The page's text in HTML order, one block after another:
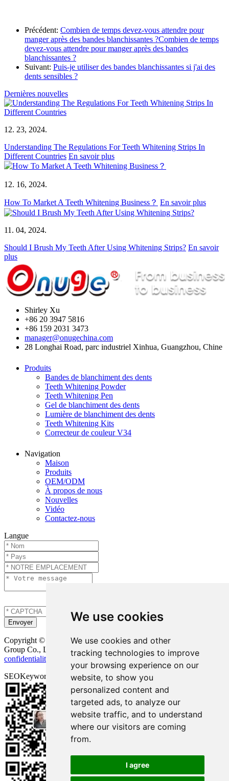
We use cookies
We use cookies and other
tracking technologies to improve
your browsing experience on our
website, to show you
personalized content and
targeted ads, to analyze our
website traffic, and to understand
where our visitors are coming
from.
I agree
Précédent: Combien de temps devez-vous attendre pour
manger après des bandes blanchissantes ?Combien de temps
devez-vous attendre pour manger après des bandes
blanchissantes ?
Suivant: Puis-je utiliser des bandes blanchissantes si j'ai des
dents sensibles ?
Dernières nouvelles
12. 23, 2024.
Understanding The Regulations For Teeth Whitening Strips In
Different Countries En savoir plus
12. 16, 2024.
How To Market A Teeth Whitening Business？ En savoir plus
11. 04, 2024.
Should I Brush My Teeth After Using Whitening Strips? En savoir
plus
Shirley Xu
+86 20 3947 5816
+86 159 2031 3473
manager@onugechina.com
28 Longhai Road, parc industriel Xinhua, Guangzhou, Chine
Produits
Bandes de blanchiment des dents
Teeth Whitening Powder
Teeth Whitening Pen
Gel de blanchiment des dents
Lumière de blanchiment des dents
Teeth Whitening Kits
Correcteur de couleur V34
Navigation
Maison
Produits
OEM/ODM
À propos de nous
Nouvelles
Vidéo
Contactez-nous
Langue
Copyright © Onuge Personal Care (Guangdong) Manufacturer
Group Co., LTD. Tous droits réservés |Plan du site|Politique de
confidentialité
| Assistance technique:
SEOKeywords:
Bandes de blanchiment des dents Onuge